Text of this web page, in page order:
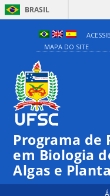
BRASIL
MAPA DO SITE
Programa de
em Biologia
Algas e